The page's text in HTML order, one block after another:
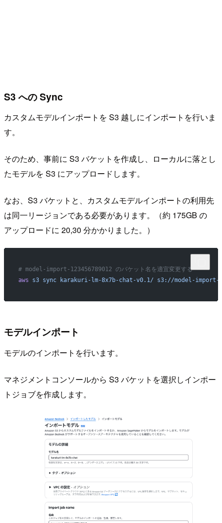
S3 への Sync
カスタムモデルインポートを S3 越しにインポートを行いま
す。
そのため、事前に S3 バケットを作成し、ローカルに落とし
たモデルを S3 にアップロードします。
なお、S3 バケットと、カスタムモデルインポートの利用先
は同一リージョンである必要があります。（約 175GB の
アップロードに 20,30 分かかりました。）
# model-import-123456789012 のバケット名を適宜変更する
aws s3 sync karakuri-lm-8x7b-chat-v0.1/ s3://model-import-
モデルインポート
モデルのインポートを行います。
マネジメントコンソールから S3 バケットを選択しインポー
トジョブを作成します。